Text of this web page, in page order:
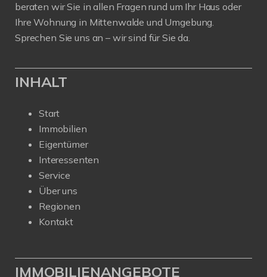
beraten wir Sie in allen Fragen rund um Ihr Haus oder
Ihre Wohnung in Mittenwalde und Umgebung.
Sprechen Sie uns an – wir sind für Sie da.
INHALT
Start
Immobilien
Eigentümer
Interessenten
Service
Über uns
Regionen
Kontakt
IMMOBILIENANGEBOTE